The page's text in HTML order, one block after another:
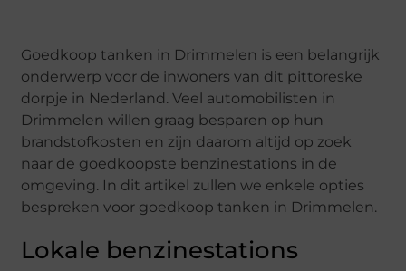
Goedkoop tanken in Drimmelen is een belangrijk
onderwerp voor de inwoners van dit pittoreske
dorpje in Nederland. Veel automobilisten in
Drimmelen willen graag besparen op hun
brandstofkosten en zijn daarom altijd op zoek
naar de goedkoopste benzinestations in de
omgeving. In dit artikel zullen we enkele opties
bespreken voor goedkoop tanken in Drimmelen.
Lokale benzinestations